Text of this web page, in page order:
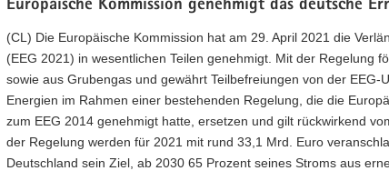
Europäische Kommission genehmigt das deutsche
(CL) Die Europäische Kommission hat am 29. April 2021 die
(EEG 2021) in wesentlichen Teilen genehmigt. Mit der Regelung
sowie aus Grubengas und gewährt Teilbefreiungen von der
Energien im Rahmen einer bestehenden Regelung, die die
zum EEG 2014 genehmigt hatte, ersetzen und gilt rückwirkend
der Regelung werden für 2021 mit rund 33,1 Mrd. Euro
Deutschland sein Ziel, ab 2030 65 Prozent seines Stroms aus